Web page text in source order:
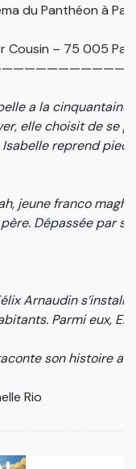
du Panthéon à
Cousin – 75 005
a la
elle choisit de se
reprend pied.
jeune franco
Dépassée par
Arnaudin
Parmi eux,
son histoire
Rio